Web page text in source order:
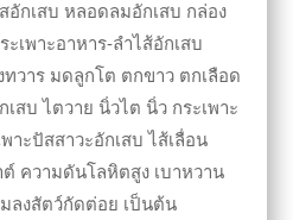
อักเสบ หลอดลมอักเสบ กล่อง
ะเพาะอาหาร-ลำไส้อักเสบ
วาร มดลูกโต ตกขาว ตกเลือด
สบ ไตวาย นิ่วไต นิ่ว กระเพาะ
าะปัสสาวะอักเสบ ไส้เลื่อน
ความดันโลหิตสูง เบาหวาน
ลงสัตว์กัดต่อย เป็นต้น